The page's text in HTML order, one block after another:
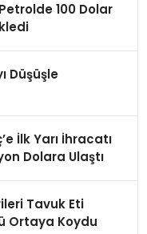
100 Dolar
Düşüşle
İlk Yarı İhracatı
Dolara Ulaştı
Tavuk Eti
Ortaya Koydu